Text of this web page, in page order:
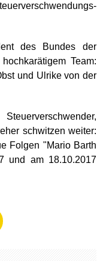
des Bundes der
Team:
und Ulrike von der
schwitzen weiter:
Folgen "Mario Barth
und am 18.10.2017